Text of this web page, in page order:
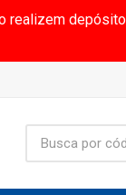
realizem